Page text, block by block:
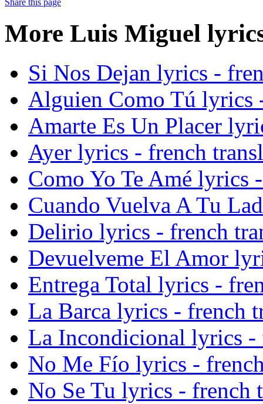
More Luis Miguel
Si Nos Dejan lyrics -
Alguien Como Tú lyrics
Amarte Es Un Placer
Ayer lyrics - french
Como Yo Te Amé lyrics
Cuando Vuelva A Tu
Delirio lyrics - french
Devuelveme El Amor
Entrega Total lyrics -
La Barca lyrics - french
La Incondicional lyrics -
No Me Fío lyrics -
No Se Tu lyrics - french